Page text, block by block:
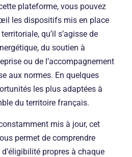
plateforme, vous pouvez
les dispositifs mis en place
qu’il s’agisse de
du soutien à
ou de l’accompagnement
aux normes. En quelques
les plus adaptées à
du territoire français.
mis à jour, cet
permet de comprendre
propres à chaque